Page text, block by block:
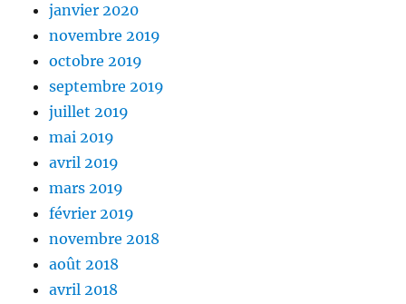
janvier 2020
novembre 2019
octobre 2019
septembre 2019
juillet 2019
mai 2019
avril 2019
mars 2019
février 2019
novembre 2018
août 2018
avril 2018